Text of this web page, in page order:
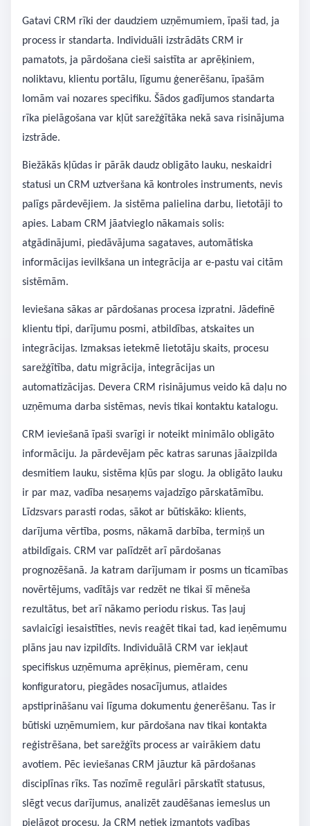
Gatavi CRM rīki der daudziem uzņēmumiem, īpaši tad, ja
process ir standarta. Individuāli izstrādāts CRM ir
pamatots, ja pārdošana cieši saistīta ar aprēķiniem,
noliktavu, klientu portālu, līgumu ģenerēšanu, īpašām
lomām vai nozares specifiku. Šādos gadījumos standarta
rīka pielāgošana var kļūt sarežģītāka nekā sava risinājuma
izstrāde.
Biežākās kļūdas ir pārāk daudz obligāto lauku, neskaidri
statusi un CRM uztveršana kā kontroles instruments, nevis
palīgs pārdevējiem. Ja sistēma palielina darbu, lietotāji to
apies. Labam CRM jāatvieglo nākamais solis:
atgādinājumi, piedāvājuma sagataves, automātiska
informācijas ievilkšana un integrācija ar e-pastu vai citām
sistēmām.
Ieviešana sākas ar pārdošanas procesa izpratni. Jādefinē
klientu tipi, darījumu posmi, atbildības, atskaites un
integrācijas. Izmaksas ietekmē lietotāju skaits, procesu
sarežģītība, datu migrācija, integrācijas un
automatizācijas. Devera CRM risinājumus veido kā daļu no
uzņēmuma darba sistēmas, nevis tikai kontaktu katalogu.
CRM ieviešanā īpaši svarīgi ir noteikt minimālo obligāto
informāciju. Ja pārdevējam pēc katras sarunas jāaizpilda
desmitiem lauku, sistēma kļūs par slogu. Ja obligāto lauku
ir par maz, vadība nesaņems vajadzīgo pārskatāmību.
Līdzsvars parasti rodas, sākot ar būtiskāko: klients,
darījuma vērtība, posms, nākamā darbība, termiņš un
atbildīgais. CRM var palīdzēt arī pārdošanas
prognozēšanā. Ja katram darījumam ir posms un ticamības
novērtējums, vadītājs var redzēt ne tikai šī mēneša
rezultātus, bet arī nākamo periodu riskus. Tas ļauj
savlaicīgi iesaistīties, nevis reaģēt tikai tad, kad ieņēmumu
plāns jau nav izpildīts. Individuālā CRM var iekļaut
specifiskus uzņēmuma aprēķinus, piemēram, cenu
konfiguratoru, piegādes nosacījumus, atlaides
apstiprināšanu vai līguma dokumentu ģenerēšanu. Tas ir
būtiski uzņēmumiem, kur pārdošana nav tikai kontakta
reģistrēšana, bet sarežģīts process ar vairākiem datu
avotiem. Pēc ieviešanas CRM jāuztur kā pārdošanas
disciplīnas rīks. Tas nozīmē regulāri pārskatīt statusus,
slēgt vecus darījumus, analizēt zaudēšanas iemeslus un
pielāgot procesu. Ja CRM netiek izmantots vadības